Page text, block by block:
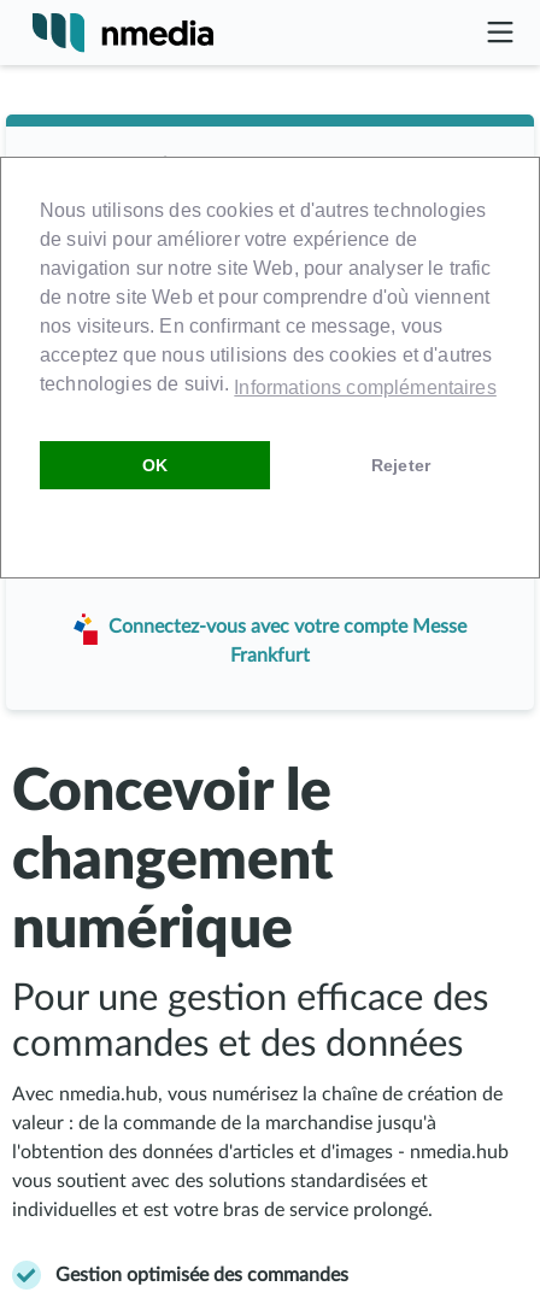
Nous utilisons des cookies et d'autres technologies
de suivi pour améliorer votre expérience de
navigation sur notre site Web, pour analyser le trafic
de notre site Web et pour comprendre d'où viennent
nos visiteurs. En confirmant ce message, vous
acceptez que nous utilisions des cookies et d'autres
technologies de suivi. Informations complémentaires
Rejeter
OK
Mot de passe oublié?
Connectez-vous avec votre compte Messe
Frankfurt
Concevoir le
changement
numérique
Pour une gestion efficace des
commandes et des données
Avec nmedia.hub, vous numérisez la chaîne de création de
valeur : de la commande de la marchandise jusqu'à
l'obtention des données d'articles et d'images - nmedia.hub
vous soutient avec des solutions standardisées et
individuelles et est votre bras de service prolongé.
Gestion optimisée des commandes